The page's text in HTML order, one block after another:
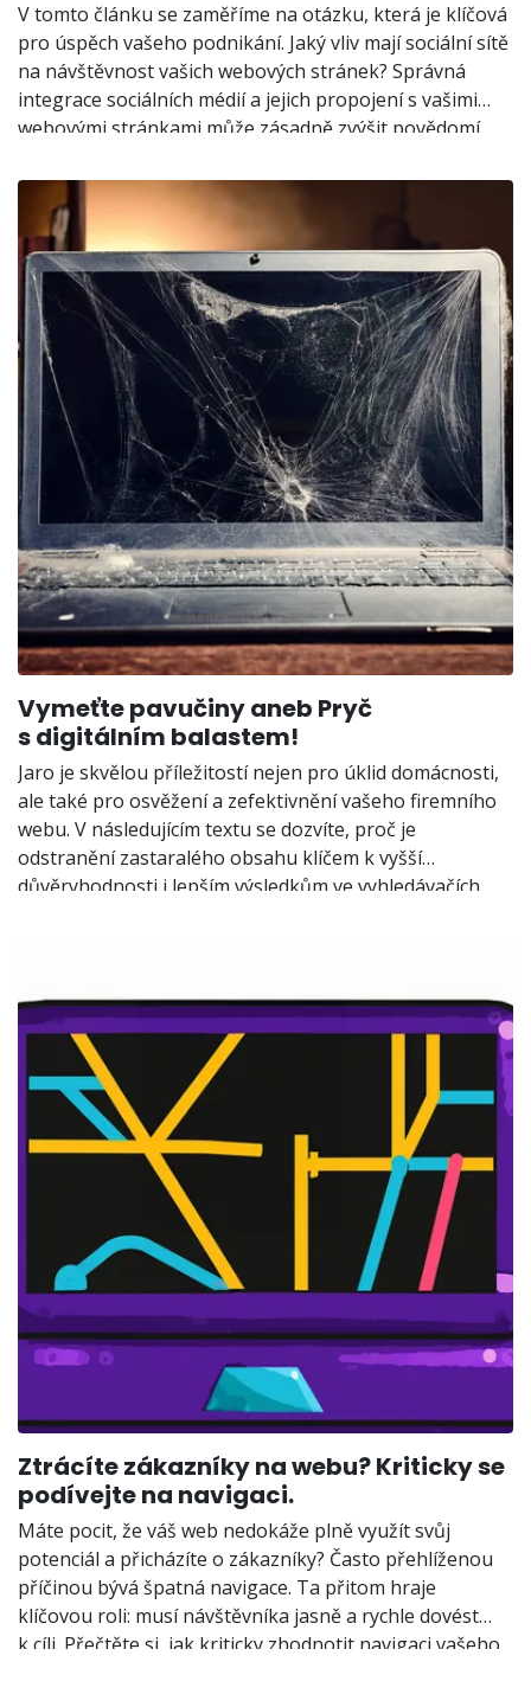
V tomto článku se zaměříme na otázku, která je klíčová
pro úspěch vašeho podnikání. Jaký vliv mají sociální sítě
na návštěvnost vašich webových stránek? Správná
integrace sociálních médií a jejich propojení s vašimi
webovými stránkami může zásadně zvýšit povědomí
podívat, která platforma je pro vás nejvhodnější.
Vymeťte pavučiny aneb Pryč
s digitálním balastem!
Jaro je skvělou příležitostí nejen pro úklid domácnosti,
ale také pro osvěžení a zefektivnění vašeho firemního
webu. V následujícím textu se dozvíte, proč je
odstranění zastaralého obsahu klíčem k vyšší
důvěryhodnosti i lepším výsledkům ve vyhledávačích
Ztrácíte zákazníky na webu? Kriticky se
podívejte na navigaci.
Máte pocit, že váš web nedokáže plně využít svůj
potenciál a přicházíte o zákazníky? Často přehlíženou
příčinou bývá špatná navigace. Ta přitom hraje
klíčovou roli: musí návštěvníka jasně a rychle dovést
k cíli. Přečtěte si, jak kriticky zhodnotit navigaci vašeho